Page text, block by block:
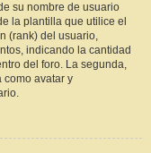
su nombre de usuario
la plantilla que utilice el
(rank) del usuario,
indicando la cantidad
del foro. La segunda,
como avatar y